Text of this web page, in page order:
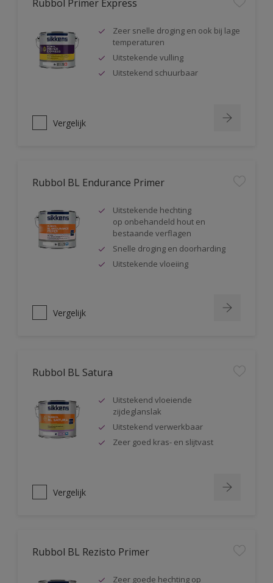
Rubbol Primer Express
Zeer snelle droging en ook bij lage
temperaturen
Uitstekende vulling
Uitstekend schuurbaar
Vergelijk
Rubbol BL Endurance Primer
Uitstekende hechting
op onbehandeld hout en
bestaande verflagen
Snelle droging en doorharding
Uitstekende vloeiing
Vergelijk
Rubbol BL Satura
Uitstekend vloeiende
zijdeglanslak
Uitstekend verwerkbaar
Zeer goed kras- en slijtvast
Vergelijk
Rubbol BL Rezisto Primer
Zeer goede hechting op